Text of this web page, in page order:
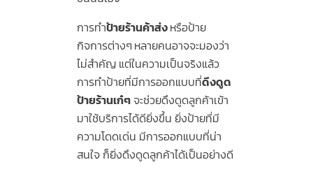
การทำป้ายร้านค้าส่งหรือป้าย
กิจการต่างๆหลายคนอาจจะมองว่า
ไม่สำคัญ แต่ในความเป็นจริงแล้ว
การทำป้ายที่มีการออกแบบที่ดึงดูด
ป้ายร้านเก๋ๆจะช่วยดึงดูดลูกค้าเข้า
มาใช้บริการได้ดียิ่งขึ้น ยิ่งป้ายที่มี
ความโดดเด่น มีการออกแบบที่น่า
สนใจ ก็ยิ่งดึงดูดลูกค้าได้เป็นอย่างดี